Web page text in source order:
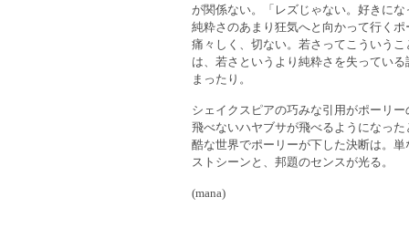
が関係ない。「レズじゃない。好きに
純粋さのあまり狂気へと向かって行く
痛々しく、切ない。若さってこういう
は、若さというより純粋さを失ってい
まったり。
シェイクスピアの巧みな引用がポーリ
飛べないハヤブサが飛べるようになっ
酷な世界でポーリーが下した決断は。
ストシーンと、邦題のセンスが光る。
(mana)